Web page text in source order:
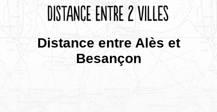
Distance entre Alès et
Besançon